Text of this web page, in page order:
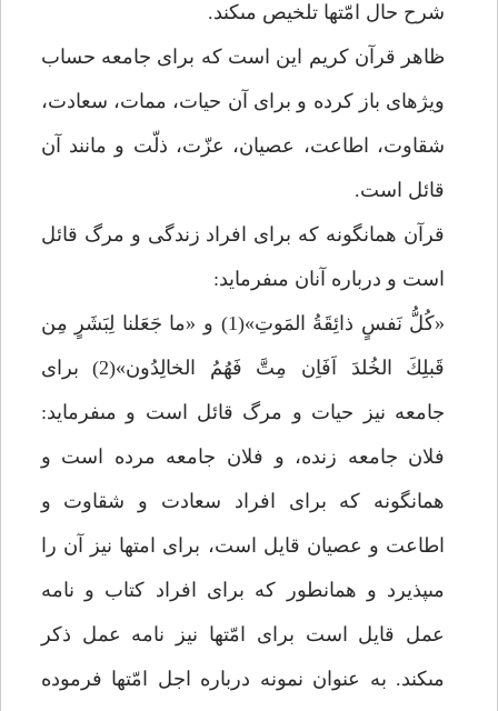
شرح حال امّت‏ها تلخيص مى‏كند.
ظاهر قرآن كريم اين است كه براى جامعه حساب
ويژه‏اى باز كرده و براى آن حيات، ممات، سعادت،
شقاوت، اطاعت، عصيان، عزّت، ذلّت و مانند آن
قائل است.
قرآن همانگونه كه براى افراد زندگى و مرگ قائل
است و درباره آنان مى‏فرمايد:
«كُلُّ نَفسٍ ذائِقَةُ المَوتِ»(1) و «ما جَعَلنا لِبَشَرٍ مِن
قَبلِكَ الخُلدَ اَفَاِن مِتَّ فَهُمُ الخالِدُون»(2) براى
جامعه نيز حيات و مرگ قائل است و مى‏فرمايد:
فلان جامعه زنده، و فلان جامعه مرده است و
همانگونه كه براى افراد سعادت و شقاوت و
اطاعت و عصيان قايل است، براى امت‏ها نيز آن را
مى‏پذيرد و همانطور كه براى افراد كتاب و نامه
عمل قايل است براى امّت‏ها نيز نامه عمل ذكر
مى‏كند. به عنوان نمونه درباره اجل امّت‏ها فرموده